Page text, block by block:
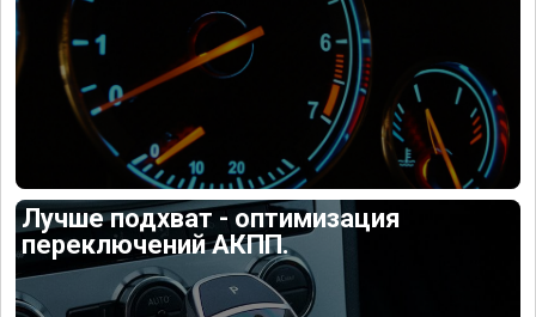
Лучше подхват - оптимизация
переключений АКПП.